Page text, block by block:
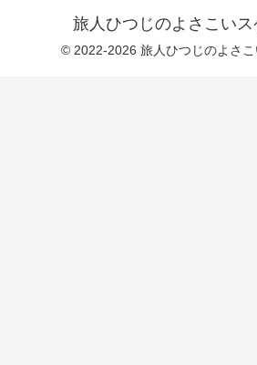
旅人ひつじのよさこい
© 2022-2026 旅人ひつじのよさこ